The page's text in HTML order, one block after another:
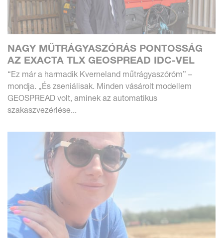
NAGY MŰTRÁGYASZÓRÁS PONTOSSÁG
AZ EXACTA TLX GEOSPREAD IDC-VEL
“Ez már a harmadik Kverneland műtrágyaszóróm” –
mondja. „És zseniálisak. Minden vásárolt modellem
GEOSPREAD volt, aminek az automatikus
szakaszvezérlése...